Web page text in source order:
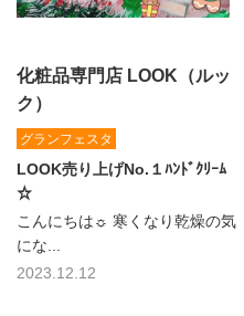
化粧品専門店 LOOK（ルッ
ク）
グランフェスタ
LOOK売り上げNo.１ﾊﾝﾄﾞｸﾘｰﾑ
☆
こんにちは☼ 寒くなり乾燥の気
にな...
2023.12.12